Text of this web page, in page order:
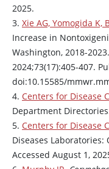
2025.
3. Xie AG, Yomogida K,
Increase in
Washington, 2018-2023.
2024;73(17):405-407.
doi:10.15585/
4. Centers for Disease
Department
5. Centers for Disease
Diseases Laboratories:
Accessed August 1,